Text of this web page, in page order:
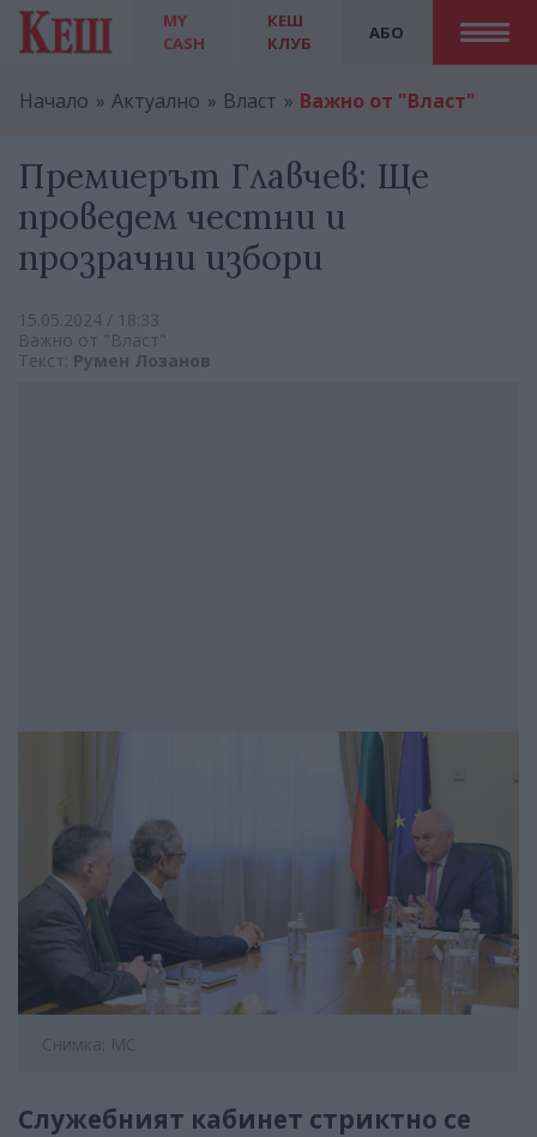
MY
CASH
АБО
КЕШ
КЛУБ
Начало Актуално Власт Важно от "Власт"
Премиерът Главчев: Ще
проведем честни и
прозрачни избори
15.05.2024 / 18:33
Важно от "Власт"
Текст: Румен Лозанов
Снимка: МС
Служебният кабинет стриктно се